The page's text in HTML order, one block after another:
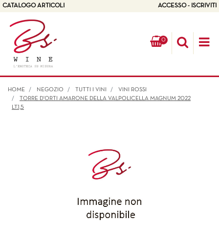
CATALOGO ARTICOLI ACCESSO - ISCRIVITI
0
HOME NEGOZIO TUTTI I VINI
VINI ROSSI
TORRE D'ORTI AMARONE DELLA VALPOLICELLA MAGNUM 2022
LT.1,5